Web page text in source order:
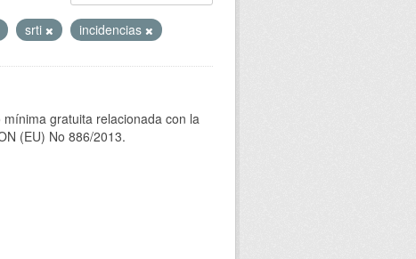
srti incidencias
gratuita relacionada con la
(EU) No 886/2013.